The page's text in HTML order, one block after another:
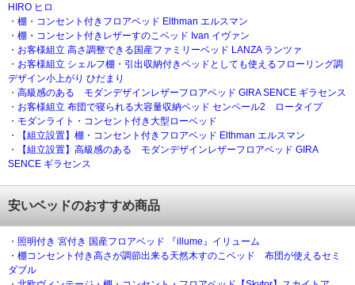
HIRO ヒロ
・ 棚・コンセント付きフロアベッド Elthman エルスマン
・ 棚・コンセント付きレザーすのこベッド Ivan イヴァン
・ お客様組立 高さ調整できる国産ファミリーベッド LANZA ランツァ
・ お客様組立 シェルフ棚・引出収納付きベッドとしても使えるフローリング調
デザイン小上がり ひだまり
・ 高級感のある モダンデザインレザーフロアベッド GIRA SENCE ギラセンス
・ お客様組立 布団で寝られる大容量収納ベッド センペール2 ロータイプ
・ モダンライト・コンセント付き大型ローベッド
・
【組立設置】棚・コンセント付きフロアベッド Elthman エルスマン
・
【組立設置】高級感のある モダンデザインレザーフロアベッド GIRA
SENCE ギラセンス
安いベッドのおすすめ商品
・ 照明付き 宮付き 国産フロアベッド 『illume』イリューム
・ 棚コンセント付き高さが調節出来る天然木すのこベッド 布団が使えるセミ
ダブル